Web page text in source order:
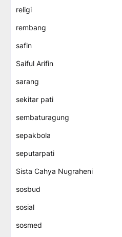
religi
rembang
safin
Saiful Arifin
sarang
sekitar pati
sembaturagung
sepakbola
seputarpati
Sista Cahya Nugraheni
sosbud
sosial
sosmed